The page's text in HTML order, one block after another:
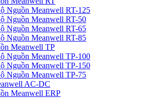
Nguồn Meanwell RT-125
Nguồn Meanwell RT-50
Nguồn Meanwell RT-65
Nguồn Meanwell RT-85
Meanwell TP
Nguồn Meanwell TP-100
Nguồn Meanwell TP-150
Nguồn Meanwell TP-75
AC-DC
Meanwell ERP